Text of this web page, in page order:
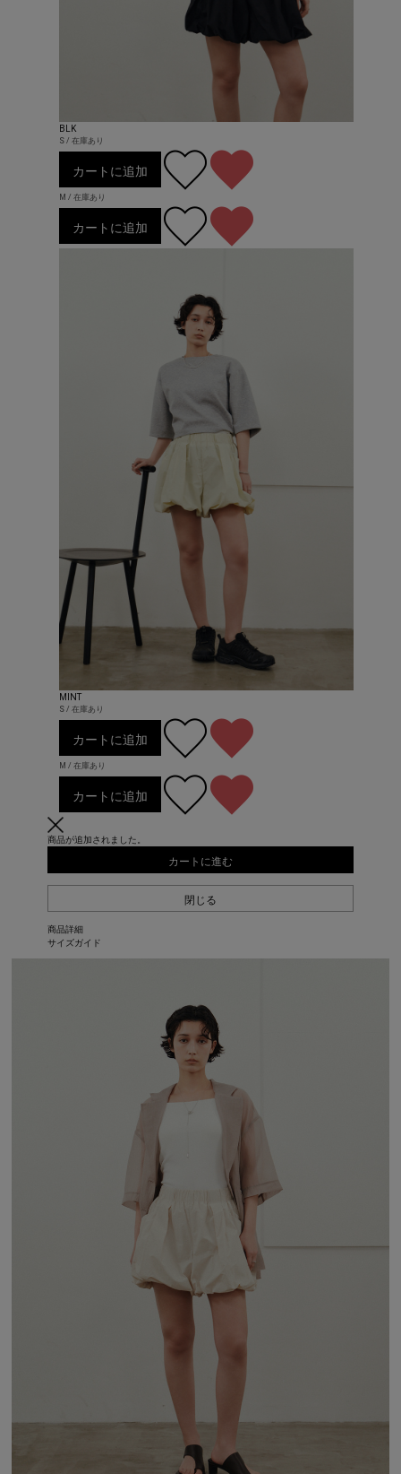
BLK
S / 在庫あり
カートに追加
M / 在庫あり
カートに追加
MINT
S / 在庫あり
カートに追加
M / 在庫あり
カートに追加
商品が追加されました。
カートに進む
閉じる
商品詳細
サイズガイド